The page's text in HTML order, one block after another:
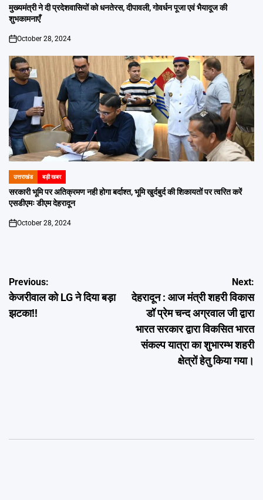
IN
मुख्यमंत्री ने दी प्रदेशवासियों को धनतेरस, दीपावली, गोवर्धन पूजा एवं भैयादूज की
शुभकामनाएँ
on
October 28, 2024
POSTED
IN
उत्तराखंड बड़ी खबर
सरकारी भूमि पर अतिक्रमण नही होगा बर्दाश्त, भूमि खुर्दबुर्द की शिकायतों पर त्वरित करें
एसडीएमः डीएम देहरादून
on
October 28, 2024
Post
navigation
Previous:
केजरीवाल को LG ने दिया बड़ा
झटका!!
Next:
देहरादून : आज मंत्री शहरी विकास
डॉ प्रेम चन्द अग्रवाल जी द्वारा
भारत सरकार द्वारा विकसित भारत
संकल्प यात्रा का शुभारम्भ शहरी
क्षेत्रों हेतु किया गया।